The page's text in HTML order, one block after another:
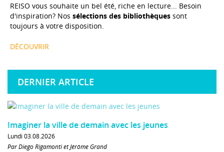
REISO vous souhaite un bel été, riche en lecture... Besoin
d'inspiration? Nos sélections des bibliothèques sont
toujours à votre disposition.
DÉCOUVRIR
DERNIER ARTICLE
Imaginer la ville de demain avec les jeunes
Lundi 03.08.2026
Par Diego Rigamonti et Jérôme Grand